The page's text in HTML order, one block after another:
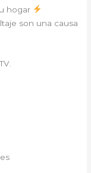
hogar
son una causa